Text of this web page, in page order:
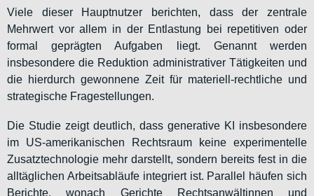
Viele dieser Hauptnutzer berichten, dass der zentrale
Mehrwert vor allem in der Entlastung bei repetitiven oder
formal geprägten Aufgaben liegt. Genannt werden
insbesondere die Reduktion administrativer Tätigkeiten und
die hierdurch gewonnene Zeit für materiell-rechtliche und
strategische Fragestellungen.
Die Studie zeigt deutlich, dass generative KI insbesondere
im US-amerikanischen Rechtsraum keine experimentelle
Zusatztechnologie mehr darstellt, sondern bereits fest in die
alltäglichen Arbeitsabläufe integriert ist. Parallel häufen sich
Berichte, wonach Gerichte Rechtsanwältinnen und